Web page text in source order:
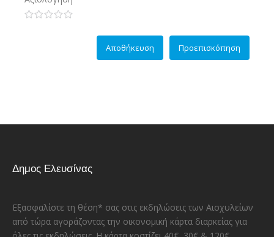
Δημος Ελευσίνας
Εξασφαλίστε τη θέση* σας στις εκδηλώσεις των Αισχυλείων
από τώρα αγοράζοντας την οικονομική κάρτα διαρκείας για